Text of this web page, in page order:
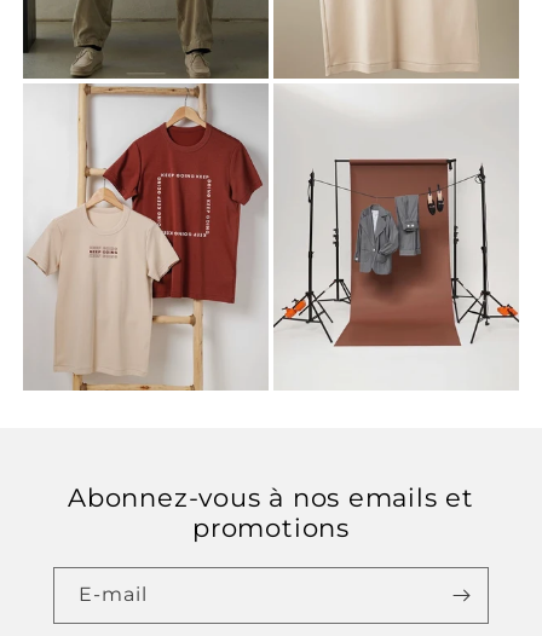
Abonnez-vous à nos emails et
promotions
E-mail